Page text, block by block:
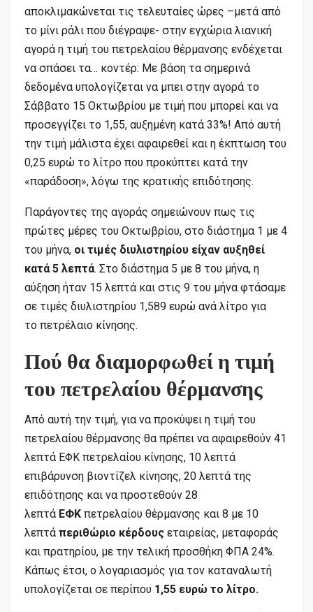
αποκλιμακώνεται τις τελευταίες ώρες –μετά από
το μίνι ράλι που διέγραψε- στην εγχώρια λιανική
αγορά η τιμή του πετρελαίου θέρμανσης ενδέχεται
να σπάσει τα… κοντέρ: Με βάση τα σημερινά
δεδομένα υπολογίζεται να μπει στην αγορά το
Σάββατο 15 Οκτωβρίου με τιμή που μπορεί και να
προσεγγίζει το 1,55, αυξημένη κατά 33%! Από αυτή
την τιμή μάλιστα έχει αφαιρεθεί και η έκπτωση του
0,25 ευρώ το λίτρο που προκύπτει κατά την
«παράδοση», λόγω της κρατικής επιδότησης.
Παράγοντες της αγοράς σημειώνουν πως τις
πρώτες μέρες του Οκτωβρίου, στο διάστημα 1 με 4
του μήνα, οι τιμές διυλιστηρίου είχαν αυξηθεί
κατά 5 λεπτά. Στο διάστημα 5 με 8 του μήνα, η
αύξηση ήταν 15 λεπτά και στις 9 του μήνα φτάσαμε
σε τιμές διυλιστηρίου 1,589 ευρώ ανά λίτρο για
το πετρέλαιο κίνησης.
Πού θα διαμορφωθεί η τιμή
του πετρελαίου θέρμανσης
Από αυτή την τιμή, για να προκύψει η τιμή του
πετρελαίου θέρμανσης θα πρέπει να αφαιρεθούν 41
λεπτά ΕΦΚ πετρελαίου κίνησης, 10 λεπτά
επιβάρυνση βιοντίζελ κίνησης, 20 λεπτά της
επιδότησης και να προστεθούν 28
λεπτά ΕΦΚ πετρελαίου θέρμανσης και 8 με 10
λεπτά περιθώριο κέρδους εταιρείας, μεταφοράς
και πρατηρίου, με την τελική προσθήκη ΦΠΑ 24%.
Κάπως έτσι, ο λογαριασμός για τον καταναλωτή
υπολογίζεται σε περίπου 1,55 ευρώ το λίτρο.